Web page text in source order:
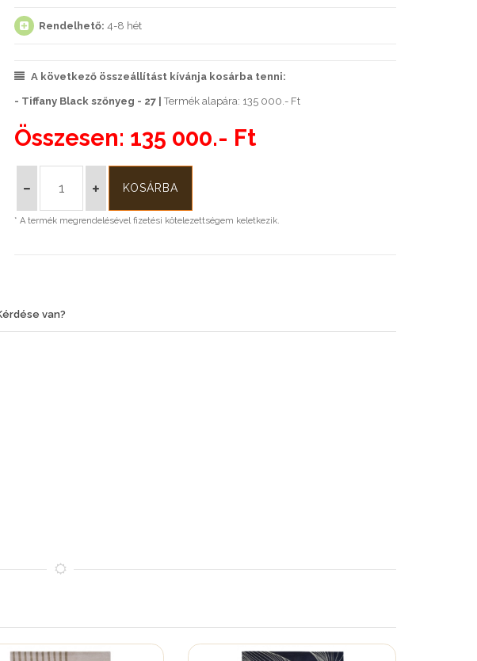
Rendelhető: 4-8 hét
A következő összeállítást kívánja kosárba tenni:
- Tiffany Black szőnyeg - 27 |Termék alapára: 135 000.- Ft
Összesen: 135 000.- Ft
* A termék megrendelésével fizetési kötelezettségem keletkezik.
van?